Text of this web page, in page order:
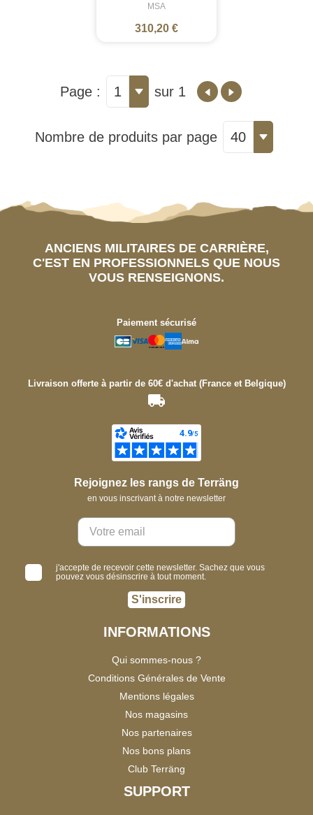
MSA
310,20 €
Page : 1 sur 1
Nombre de produits par page 40
ANCIENS MILITAIRES DE CARRIÈRE,
C'EST EN PROFESSIONNELS QUE NOUS
VOUS RENSEIGNONS.
Paiement sécurisé
Livraison offerte à partir de 60€ d'achat (France et Belgique)
Rejoignez les rangs de Terräng
en vous inscrivant à notre newsletter
j'accepte de recevoir cette newsletter. Sachez que vous
pouvez vous désinscrire à tout moment.
S'inscrire
INFORMATIONS
Qui sommes-nous ?
Conditions Générales de Vente
Mentions légales
Nos magasins
Nos partenaires
Nos bons plans
Club Terräng
SUPPORT